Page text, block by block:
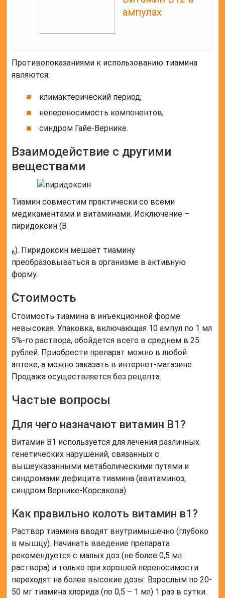
ампулах
Противопоказаниями к использованию тиамина
являются:
климактерический период;
непереносимость компонентов;
синдром Гайе-Вернике.
Взаимодействие с другими
веществами
Тиамин совместим практически со всеми
медикаментами и витаминами. Исключение –
пиридоксин (B
6). Пиридоксин мешает тиамину
преобразовываться в организме в активную
форму.
Стоимость
Стоимость тиамина в инъекционной форме
невысокая. Упаковка, включающая 10 ампул по 1 мл
5%-го раствора, обойдется всего в среднем в 25
рублей. Приобрести препарат можно в любой
аптеке, а можно заказать в интернет-магазине.
Продажа осуществляется без рецепта.
Частые вопросы
Для чего назначают витамин B1?
Витамин B1 используется для лечения различных
генетических нарушений, связанных с
вышеуказанными метаболическими путями и
синдромами дефицита тиамина (авитаминоз,
синдром Вернике-Корсакова).
Как правильно колоть витамин в1?
Раствор тиамина вводят внутримышечно (глубоко
в мышцу). Начинать введение препарата
рекомендуется с малых доз (не более 0,5 мл
раствора) и только при хорошей переносимости
переходят на более высокие дозы. Взрослым по 20-
50 мг тиамина хлорида (по 0,5 – 1 мл) 1 раз в сутки.